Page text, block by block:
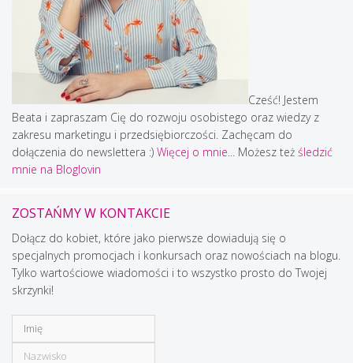
Cześć! Jestem
Beata i zapraszam Cię do rozwoju osobistego oraz wiedzy z
zakresu marketingu i przedsiębiorczości. Zachęcam do
dołączenia do newslettera :) Więcej o mnie... Możesz też śledzić
mnie na Bloglovin
ZOSTAŃMY W KONTAKCIE
Dołącz do kobiet, które jako pierwsze dowiadują się o
specjalnych promocjach i konkursach oraz nowościach na blogu.
Tylko wartościowe wiadomości i to wszystko prosto do Twojej
skrzynki!